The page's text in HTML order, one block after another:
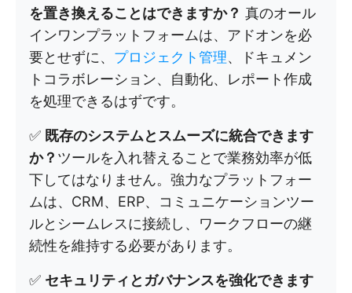
を置き換えることはできますか？ 真のオール
インワンプラットフォームは、アドオンを必
要とせずに、 プロジェクト管理、ドキュメン
トコラボレーション、自動化、レポート作成
を処理できるはずです。
✅ 既存のシステムとスムーズに統合できます
か？ ツールを入れ替えることで業務効率が低
下してはなりません。強力なプラットフォー
ムは、CRM、ERP、コミュニケーションツー
ルとシームレスに接続し、ワークフローの継
続性を維持する必要があります。
✅ セキュリティとガバナンスを強化できます